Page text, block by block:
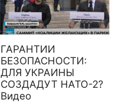
ГАРАНТИИ
БЕЗОПАСНОСТИ:
ДЛЯ УКРАИНЫ
СОЗДАДУТ НАТО-2?
Видео